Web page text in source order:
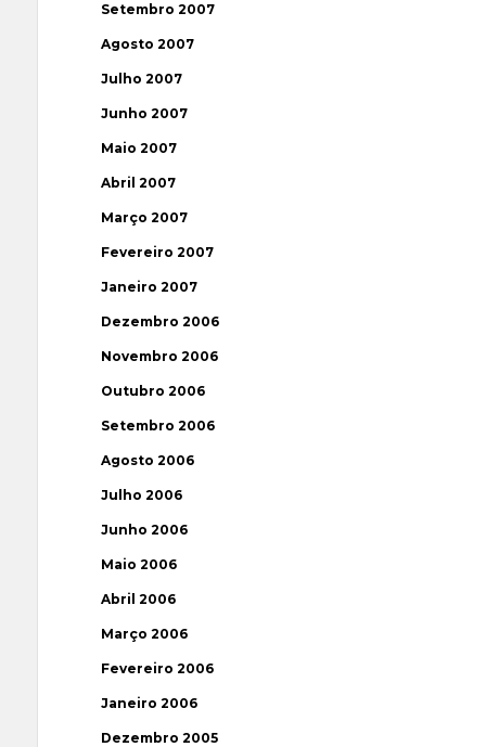
Setembro 2007
Agosto 2007
Julho 2007
Junho 2007
Maio 2007
Abril 2007
Março 2007
Fevereiro 2007
Janeiro 2007
Dezembro 2006
Novembro 2006
Outubro 2006
Setembro 2006
Agosto 2006
Julho 2006
Junho 2006
Maio 2006
Abril 2006
Março 2006
Fevereiro 2006
Janeiro 2006
Dezembro 2005